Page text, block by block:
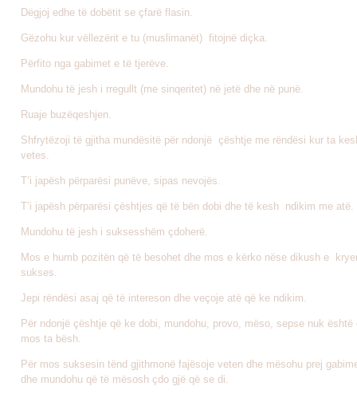
Dëgjoj edhe të dobëtit se çfarë flasin.
Gëzohu kur vëllezërit e tu (muslimanët) fitojnë diçka.
Përfito nga gabimet e të tjerëve.
Mundohu të jesh i rregullt (me sinqeritet) në jetë dhe në punë.
Ruaje buzëqeshjen.
Shfrytëzoji të gjitha mundësitë për ndonjë çështje me rëndësi kur ta
vetes.
T’i japësh përparësi punëve, sipas nevojës.
T’i japësh përparësi çështjes që të bën dobi dhe të kesh ndikim me atë.
Mundohu të jesh i suksesshëm çdoherë.
Mos e humb pozitën që të besohet dhe mos e kërko nëse dikush e
sukses.
Jepi rëndësi asaj që të intereson dhe veçoje atë që ke ndikim.
Për ndonjë çështje që ke dobi, mundohu, provo, mëso, sepse nuk është
mos ta bësh.
Për mos suksesin tënd gjithmonë fajësoje veten dhe mësohu prej
dhe mundohu që të mësosh çdo gjë që se di.